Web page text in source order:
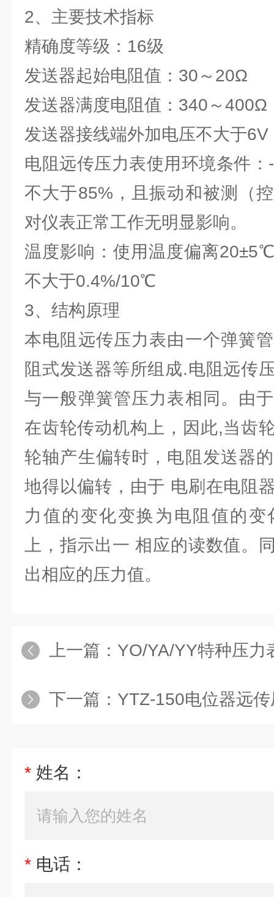
2、 主要技术指标
精确度等级：16级
发送器起始电阻值：30～20Ω
发送器满度电阻值：340～400Ω
发送器接线端外加电压不大于6V
电阻远传压力表使用环境条件
不大于85%，且振动和被测（
对仪表正常工作无明显影响。
温度影响：使用温度偏离
不大于0.4%/10℃
3、 结构原理
本电阻远传压力表由一个弹簧
阻式发送器等所组成.电阻远传
与一般弹簧管压力表相同。由
在齿轮传动机构上，因此,当齿
轮轴产生偏转时，电阻发送器
地得以偏转，由于 电刷在电阻
力值的变化变换为电阻值的
上，指示出一 相应的读数值。
出相应的压力值。
上一篇： YO/YA/YY特种压力
下一篇： YTZ-150电位器远
* 姓名：
* 电话：